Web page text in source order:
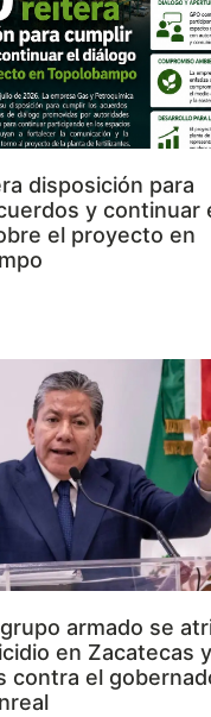
disposición para
y continuar
el proyecto en
armado se
en Zacatecas
contra el